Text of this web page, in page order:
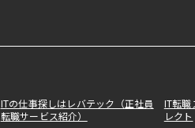
ITの仕事探しはレバテック（正社員
転職サービス紹介）
IT転
レクト